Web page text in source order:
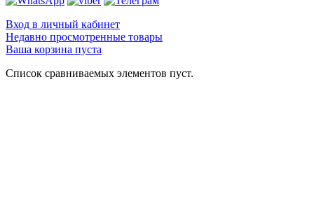
Вход в личный кабинет
Недавно просмотренные товары
Ваша корзина пуста
Список сравниваемых элементов пуст.